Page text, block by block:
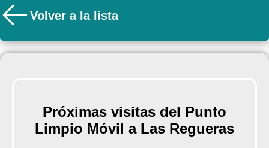
Volver a la lista
Próximas visitas del Punto
Limpio Móvil a Las Regueras